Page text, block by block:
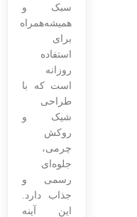
سبک و
همیشه‌همراه
برای
استفاده
روزانه
است که با
طراحی
شیک و
روکش
چرمی،
جلوه‌ای
رسمی و
جذاب دارد.
این آینه